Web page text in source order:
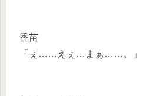
香苗
「ぇ……えぇ…まぁ……。」